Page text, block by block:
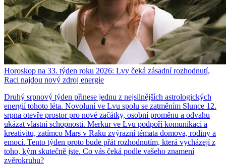
Horoskop na 33. týden roku 2026: Lvy čeká zásadní rozhodnutí,
Raci najdou nový zdroj energie
Druhý srpnový týden přinese jednu z nejsilnějších astrologických
energií tohoto léta. Novoluní ve Lvu spolu se zatměním Slunce 12.
srpna otevře prostor pro nové začátky, osobní proměnu a odvahu
ukázat vlastní schopnosti. Merkur ve Lvu podpoří komunikaci a
kreativitu, zatímco Mars v Raku zvýrazní témata domova, rodiny a
emocí. Tento týden proto bude přát rozhodnutím, která vycházejí z
toho, kým skutečně jste. Co vás čeká podle vašeho znamení
zvěrokruhu?